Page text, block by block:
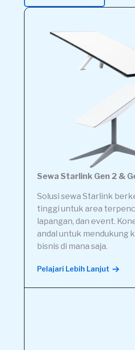
Sewa Starlink Gen 2 &
Solusi sewa Starlink
tinggi untuk area
lapangan, dan event.
andal untuk mendukung
bisnis di mana saja.
Pelajari Lebih Lanjut